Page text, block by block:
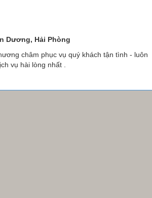
Dương, Hải Phòng
châm phục vụ quý khách tận tình - luôn
vụ hài lòng nhất .